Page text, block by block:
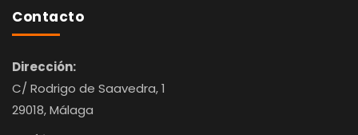
Contacto
Dirección:
C/ Rodrigo de Saavedra, 1
29018, Málaga